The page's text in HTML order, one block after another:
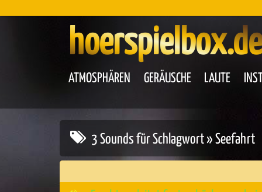
hoerspielbox.de
ATMOSPHÄREN GERÄUSCHE LAUTE
3 Sounds für Schlagwort » Seefahrt